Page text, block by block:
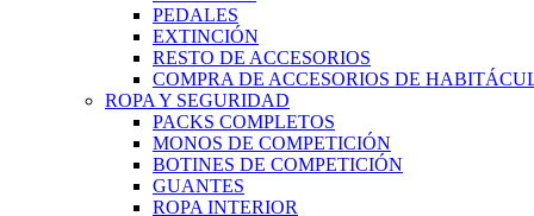
PEDALES
EXTINCIÓN
RESTO DE ACCESORIOS
COMPRA DE ACCESORIOS DE
ROPA Y SEGURIDAD
PACKS COMPLETOS
MONOS DE COMPETICIÓN
BOTINES DE COMPETICIÓN
GUANTES
ROPA INTERIOR